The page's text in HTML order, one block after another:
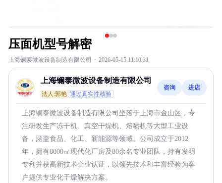
压面机型号解密
上海镧泰微波设备制造有限公司 · 2026-05-15 11:10:31
上海镧泰微波设备制造有限公司
法人:郭艳 通过真实性核验
咨询 进店
上海镧泰微波设备制造有限公司坐落于上海市金山区，专
注研发生产冻干机、真空干燥机、熔喷机等大型工业设
备，涵盖食品、化工、新能源等领域。公司成立于2012
年，拥有8000㎡现代化厂房及80余名专业团队，持有发明
专利并获高新技术企业认证，以领先技术和丰富经验为客
户提供专业化干燥解决方案。